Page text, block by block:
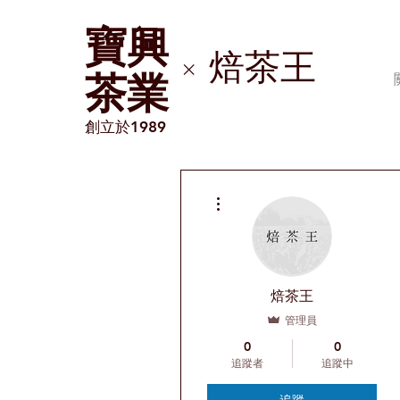
​寶興
茶業 × 焙茶王
創立於1989
焙茶王
管理員
0
追蹤者
0
追蹤中